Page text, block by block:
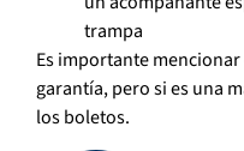
trampa
Es importante
garantía, pero si es una
los boletos.